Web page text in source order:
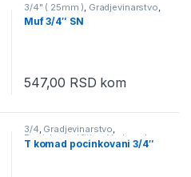
3/4" ( 25mm ) Gradjevinarstvo
Pvc fiting ppr bela boja
Vodovod
Muf 3/4″ SN
547,00 RSD kom
3/4, Gradjevinarstvo,
Pocinkovani fiting ,Vodovod
T komad pocinkovani 3/4″